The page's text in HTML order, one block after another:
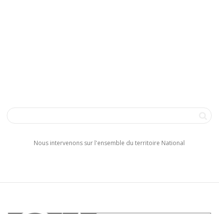
Nous intervenons sur l'ensemble du territoire National